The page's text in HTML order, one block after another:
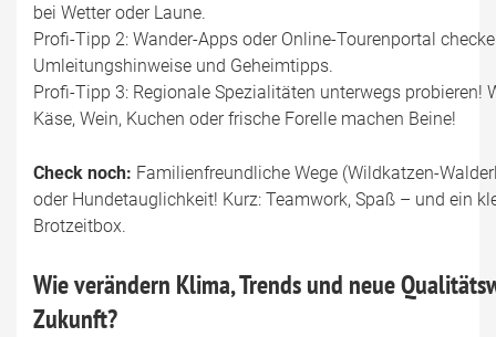
bei Wetter oder Laune.
Profi-Tipp 2: Wander-Apps oder Online-Tourenportal
Umleitungshinweise und Geheimtipps.
Profi-Tipp 3: Regionale Spezialitäten unterwegs probieren!
Käse, Wein, Kuchen oder frische Forelle machen Beine!
Check noch: Familienfreundliche Wege (Wildkatzen-
oder Hundetauglichkeit! Kurz: Teamwork, Spaß – und ein
Brotzeitbox.
Wie verändern Klima, Trends und neue
Zukunft?